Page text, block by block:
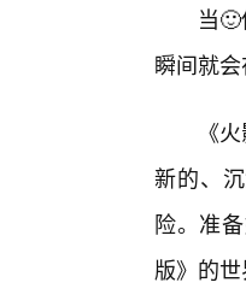
当
瞬间就会
《
新的、
险。准
版》的